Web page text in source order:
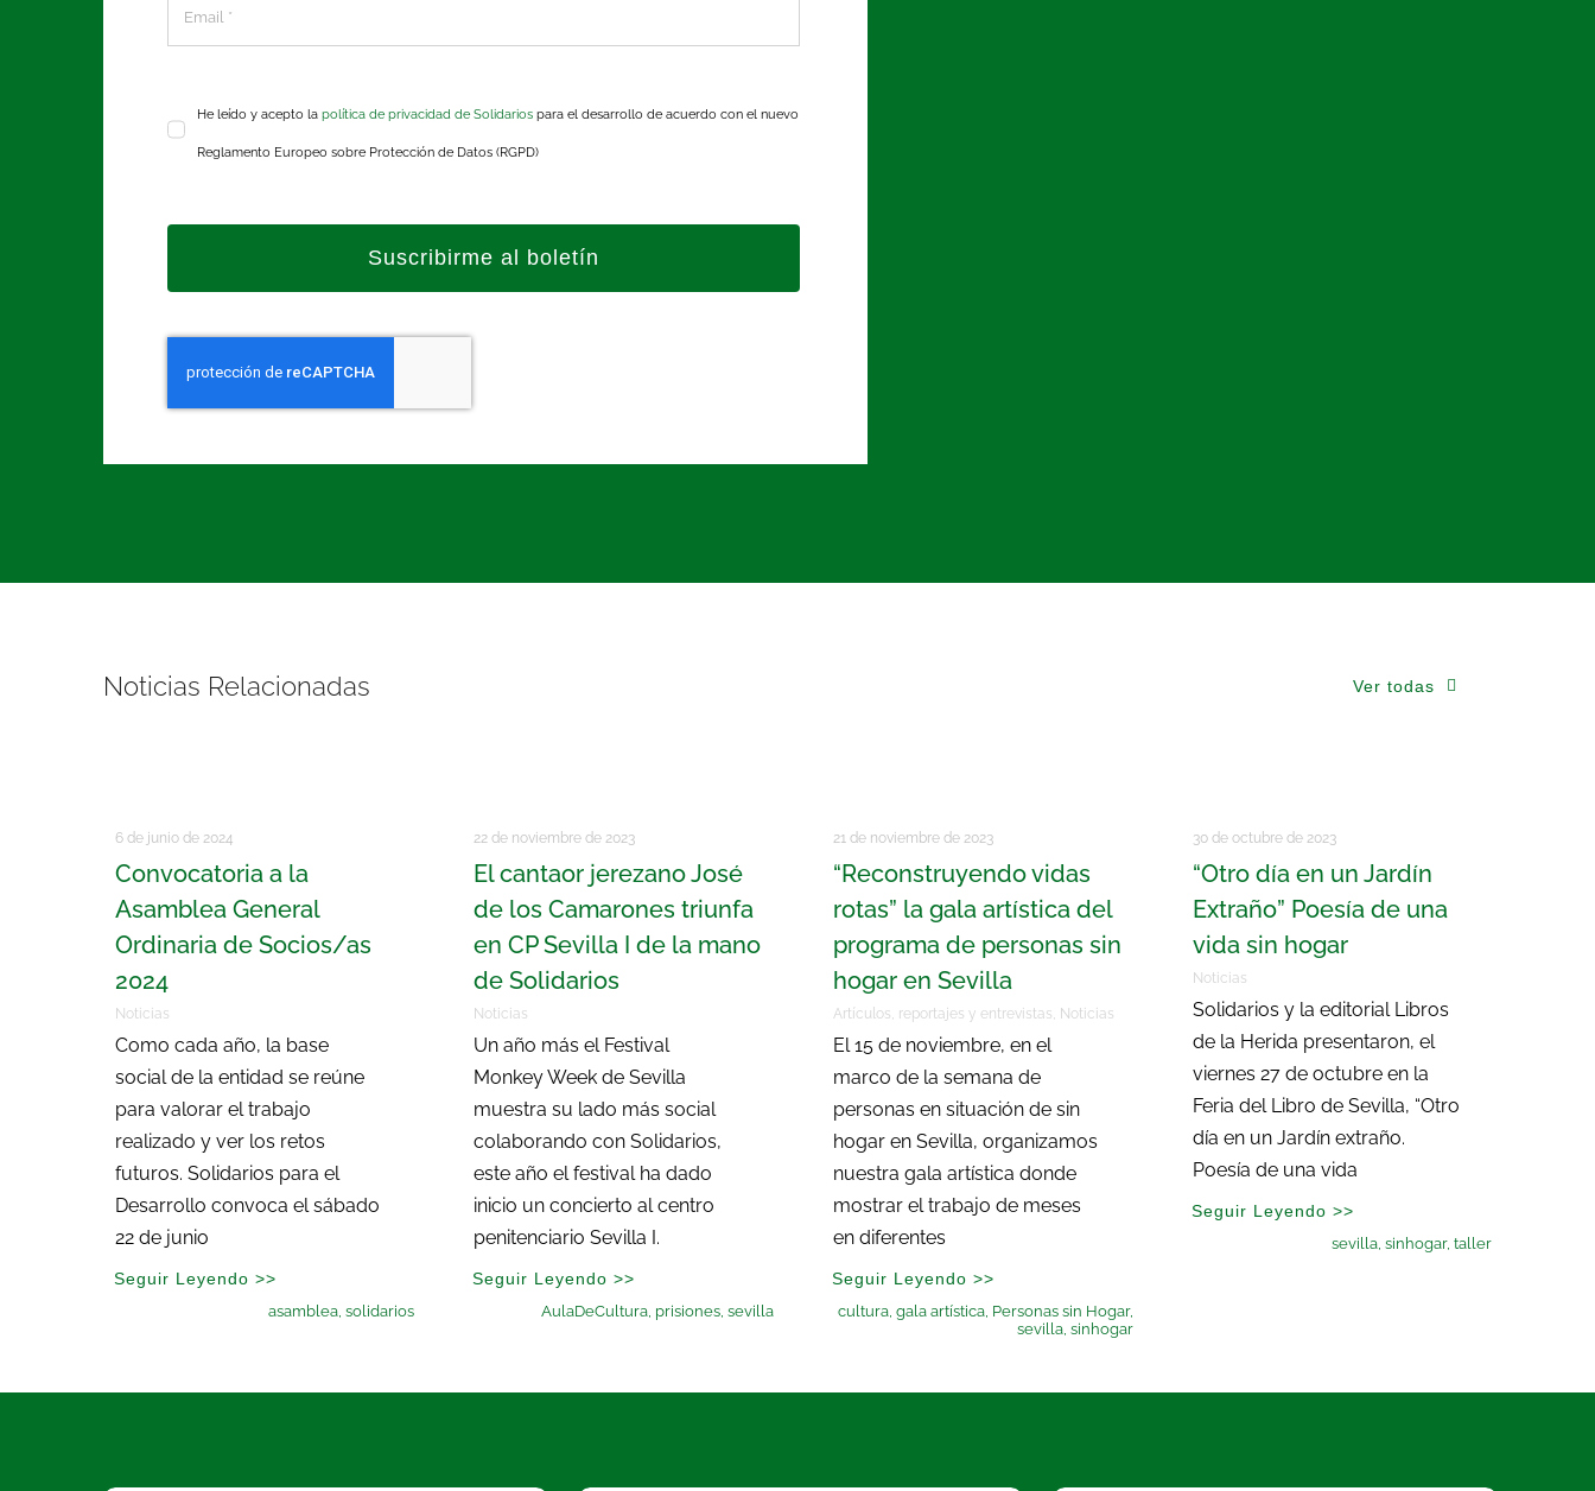
He leído y acepto lapolítica de privacidad de Solidarios para el desarrollo de acuerdo con el nuevo
Reglamento Europeo sobre Protección de Datos (RGPD)
Suscribirme al boletín
Noticias Relacionadas Ver todas
6 de junio de 2024
Convocatoria a la
Asamblea General
Ordinaria de Socios/as
2024
Noticias
Como cada año, la base
social de la entidad se reúne
para valorar el trabajo
realizado y ver los retos
futuros. Solidarios para el
Desarrollo convoca el sábado
22 de junio
Seguir Leyendo >>
asamblea,solidarios
22 de noviembre de 2023
El cantaor jerezano José
de los Camarones triunfa
en CP Sevilla I de la mano
de Solidarios
Noticias
Un año más el Festival
Monkey Week de Sevilla
muestra su lado más social
colaborando con Solidarios,
este año el festival ha dado
inicio un concierto al centro
penitenciario Sevilla I.
Seguir Leyendo >>
AulaDeCultura, prisiones, sevilla
21 de noviembre de 2023
“Reconstruyendo vidas
rotas” la gala artística del
programa de personas sin
hogar en Sevilla
Artículos, reportajes y entrevistas, Noticias
El 15 de noviembre, en el
marco de la semana de
personas en situación de sin
hogar en Sevilla, organizamos
nuestra gala artística donde
mostrar el trabajo de meses
en diferentes
Seguir Leyendo >>
cultura, gala artística, Personas sin Hogar,
sevilla, sinhogar
30 de octubre de 2023
“Otro día en un Jardín
Extraño” Poesía de una
vida sin hogar
Noticias
Solidarios y la editorial Libros
de la Herida presentaron, el
viernes 27 de octubre en la
Feria del Libro de Sevilla, “Otro
día en un Jardín extraño.
Poesía de una vida
Seguir Leyendo >>
sevilla,sinhogar,taller